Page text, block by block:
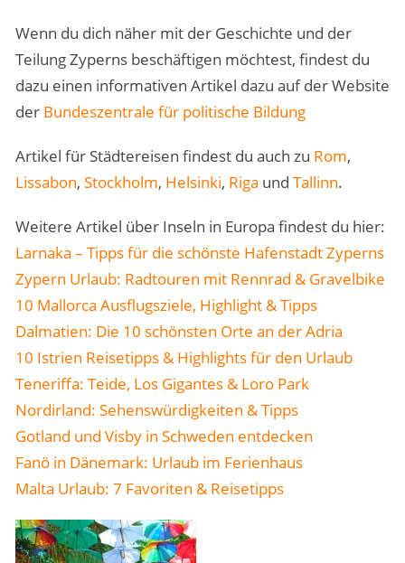
Wenn du dich näher mit der Geschichte und der
Teilung Zyperns beschäftigen möchtest, findest du
dazu einen informativen Artikel dazu auf der Website
der Bundeszentrale für politische Bildung
Artikel für Städtereisen findest du auch zu Rom,
Lissabon, Stockholm, Helsinki, Riga und Tallinn.
Weitere Artikel über Inseln in Europa findest du hier:
Larnaka – Tipps für die schönste Hafenstadt Zyperns
Zypern Urlaub: Radtouren mit Rennrad & Gravelbike
10 Mallorca Ausflugsziele, Highlight & Tipps
Dalmatien: Die 10 schönsten Orte an der Adria
10 Istrien Reisetipps & Highlights für den Urlaub
Teneriffa: Teide, Los Gigantes & Loro Park
Nordirland: Sehenswürdigkeiten & Tipps
Gotland und Visby in Schweden entdecken
Fanö in Dänemark: Urlaub im Ferienhaus
Malta Urlaub: 7 Favoriten & Reisetipps